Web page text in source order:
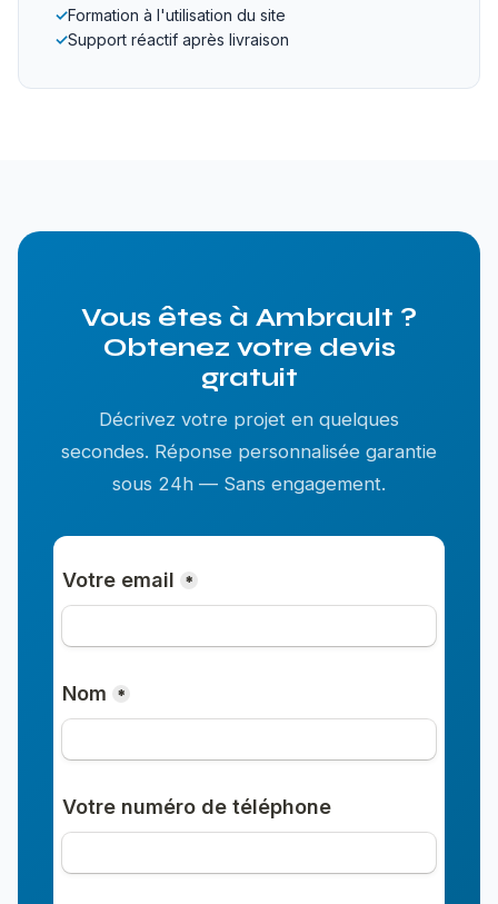
✓Formation à l'utilisation du site
✓Support réactif après livraison
Vous êtes à Ambrault ?
Obtenez votre devis
gratuit
Décrivez votre projet en quelques
secondes. Réponse personnalisée garantie
sous 24h — Sans engagement.